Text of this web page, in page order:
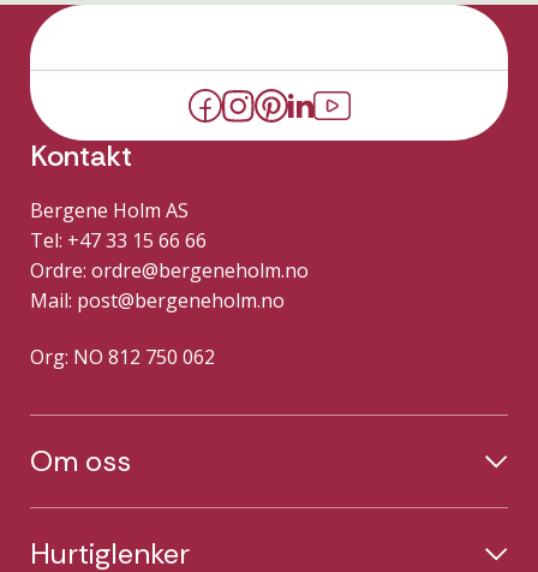
Kontakt
Bergene Holm AS
Tel: +47 33 15 66 66
Ordre: ordre@bergeneholm.no
Mail: post@bergeneholm.no
Org: NO 812 750 062
Om oss
Hurtiglenker